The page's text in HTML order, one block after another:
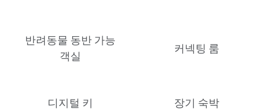
반려동물 동반 가능
객실
커넥팅 룸
디지털 키 장기 숙박